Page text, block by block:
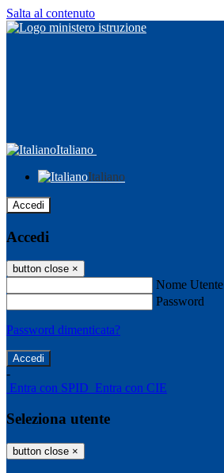
Salta al contenuto
Italiano
Italiano
Accedi
Accedi
button close ×
Nome Utente
Password
Password dimenticata?
-
Entra con SPID Entra con CIE
Seleziona utente
button close ×